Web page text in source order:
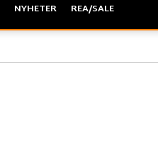
NYHETER REA/SALE